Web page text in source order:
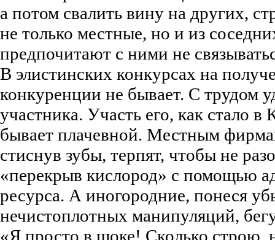
а потом свалить вину на других,
не только местные, но и из
предпочитают с ними не
В элистинских конкурсах на
конкуренции не бывает. С трудом
участника. Участь его, как стало
бывает плачевной. Местным
стиснув зубы, терпят, чтобы не
«перекрыв кислород» с помощью
ресурса. А иногородние, понеся
нечистоплотных манипуляций,
«Я просто в шоке! Сколько строю,